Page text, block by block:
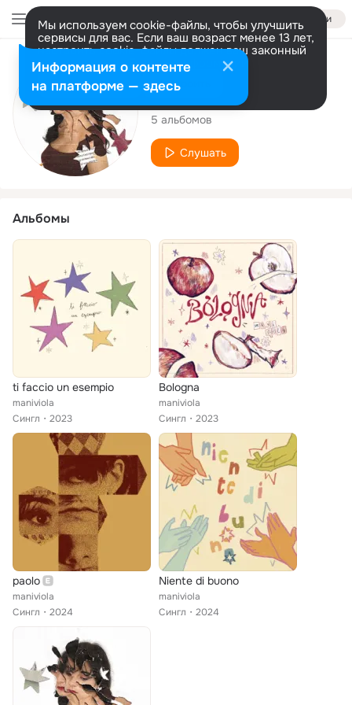
Войти
Мы используем cookie-файлы, чтобы улучшить
сервисы для вас. Если ваш возраст менее 13 лет,
настроить cookie-файлы должен ваш законный
представитель. Больше информации
Разрешить все Настроить
Исполнитель
maniviola
5 альбомов
Слушать
Альбомы
ti faccio un esempio
maniviola
Сингл
2023
Bologna
maniviola
Сингл
2023
paolo
maniviola
Сингл
2024
Niente di buono
maniviola
Сингл
2024
Информация о контенте
на платформе — здесь